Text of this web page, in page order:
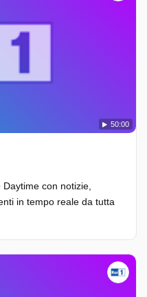
50:00
con notizie,
in tempo reale da tutta